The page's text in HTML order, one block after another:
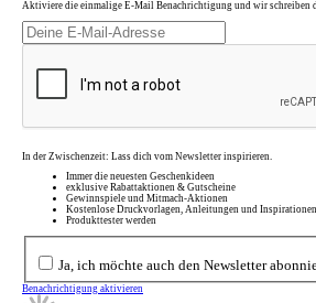
Aktiviere die einmalige E-Mail Benachrichtigung und wir schreiben
In der Zwischenzeit: Lass dich vom Newsletter inspirieren.
Immer die neuesten Geschenkideen
exklusive Rabattaktionen & Gutscheine
Gewinnspiele und Mitmach-Aktionen
Kostenlose Druckvorlagen, Anleitungen und Inspirationen
Produkttester werden
Ja, ich möchte auch den Newsletter
Benachrichtigung aktivieren